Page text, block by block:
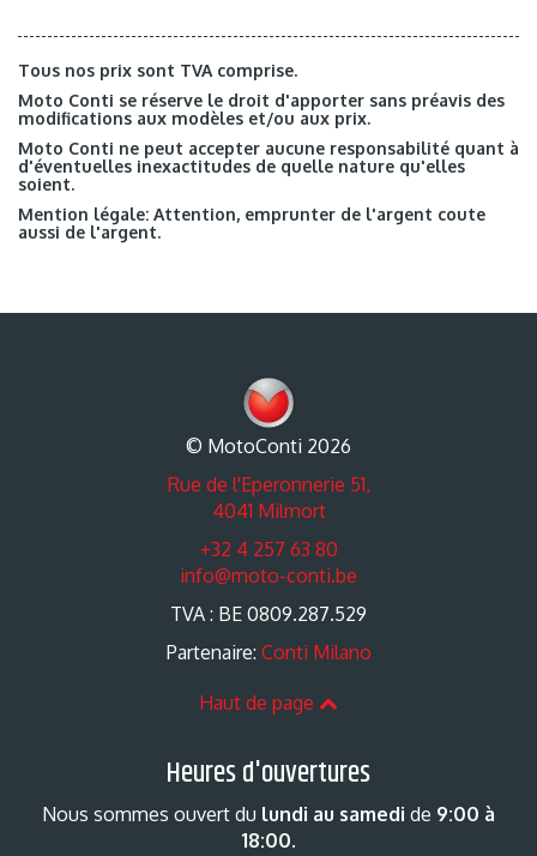
Tous nos prix sont TVA comprise.
Moto Conti se réserve le droit d'apporter sans préavis des
modifications aux modèles et/ou aux prix.
Moto Conti ne peut accepter aucune responsabilité quant à
d'éventuelles inexactitudes de quelle nature qu'elles
soient.
Mention légale: Attention, emprunter de l'argent coute
aussi de l'argent.
© MotoConti 2026
Rue de l'Eperonnerie 51,
4041 Milmort
+32 4 257 63 80
info@moto-conti.be
TVA : BE 0809.287.529
Partenaire: Conti Milano
Haut de page
Heures d'ouvertures
Nous sommes ouvert du lundi au samedi de 9:00 à
18:00.